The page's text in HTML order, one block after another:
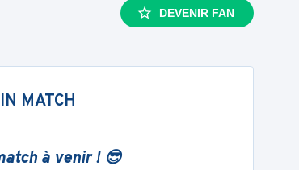
DEVENIR FAN
MATCH
à venir ! 😎